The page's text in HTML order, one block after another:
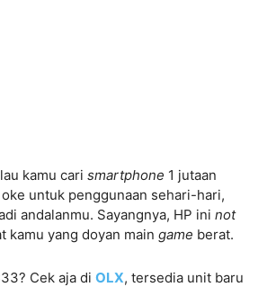
kamu cari smartphone 1 jutaan
untuk penggunaan sehari-hari,
andalanmu. Sayangnya, HP ini not
kamu yang doyan main game berat.
Cek aja di OLX, tersedia unit baru